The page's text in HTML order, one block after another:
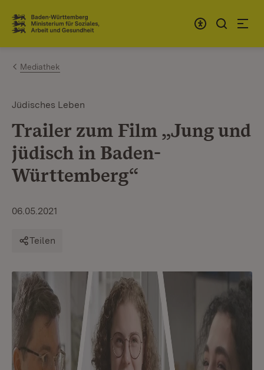
Zum Inhalt springen
Link zur Startseite
Mediathek
Jüdisches Leben
Trailer zum Film „Jung und
jüdisch in Baden-
Württemberg“
06.05.2021
Teilen